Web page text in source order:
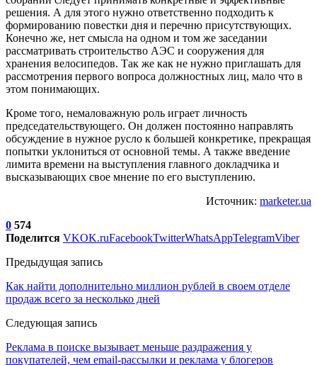
решения. А для этого нужно ответственно подходить к
формированию повестки дня и перечню присутствующих.
Конечно же, нет смысла на одном и том же заседании
рассматривать строительство АЭС и сооружения для
хранения велосипедов. Так же как не нужно приглашать для
рассмотрения первого вопроса должностных лиц, мало что в
этом понимающих.
Кроме того, немаловажную роль играет личность
председательствующего. Он должен постоянно направлять
обсуждение в нужное русло к большей конкретике, прекращая
попытки уклониться от основной темы. А также введение
лимита времени на выступления главного докладчика и
высказывающих свое мнение по его выступлению.
Источник: marketer.ua
0 574
Поделится VKOK.ruFacebookTwitterWhatsAppTelegramViber
Предыдущая запись
Как найти дополнительно миллион рублей в своем отделе
продаж всего за несколько дней
Следующая запись
Реклама в поиске вызывает меньше раздражения у
покупателей, чем email-рассылки и реклама у блогеров